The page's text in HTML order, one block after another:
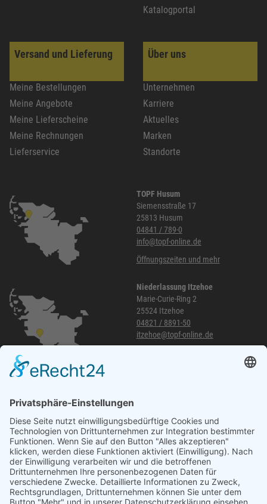
Katalogportal
Versand und Lieferung
Meine Bestellungen
Meine Angebote
Meine Lieferscheine
Meine Rechnungen
Lieferservice
Über uns
Unternehmen
Karriere
Aktuelles
Marken
Standorte
TOPF Husum
Siemensstraße 17
25813 Husum
04841 / 789-0
info@topf-online.de
Öffnungszeiten und mehr
Niederlassung Itzehoe
Marie-Curie-Ring 2
25524 Itzehoe
04821 / 8891-50
itzehoe@topf-online.de
040 / 21 04 04 04-04
glinde@topf-online.de
Öffnungszeiten und mehr